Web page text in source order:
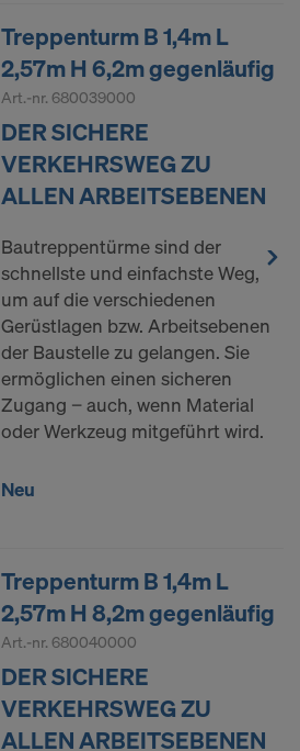
Treppenturm B 1,4m L
2,57m H 6,2m gegenläufig
Art.-nr. 680039000
DER SICHERE
VERKEHRSWEG ZU
ALLEN ARBEITSEBENEN
Bautreppentürme sind der
schnellste und einfachste Weg,
um auf die verschiedenen
Gerüstlagen bzw. Arbeitsebenen
der Baustelle zu gelangen. Sie
ermöglichen einen sicheren
Zugang − auch, wenn Material
oder Werkzeug mitgeführt wird.
Neu
Treppenturm B 1,4m L
2,57m H 8,2m gegenläufig
Art.-nr. 680040000
DER SICHERE
VERKEHRSWEG ZU
ALLEN ARBEITSEBENEN